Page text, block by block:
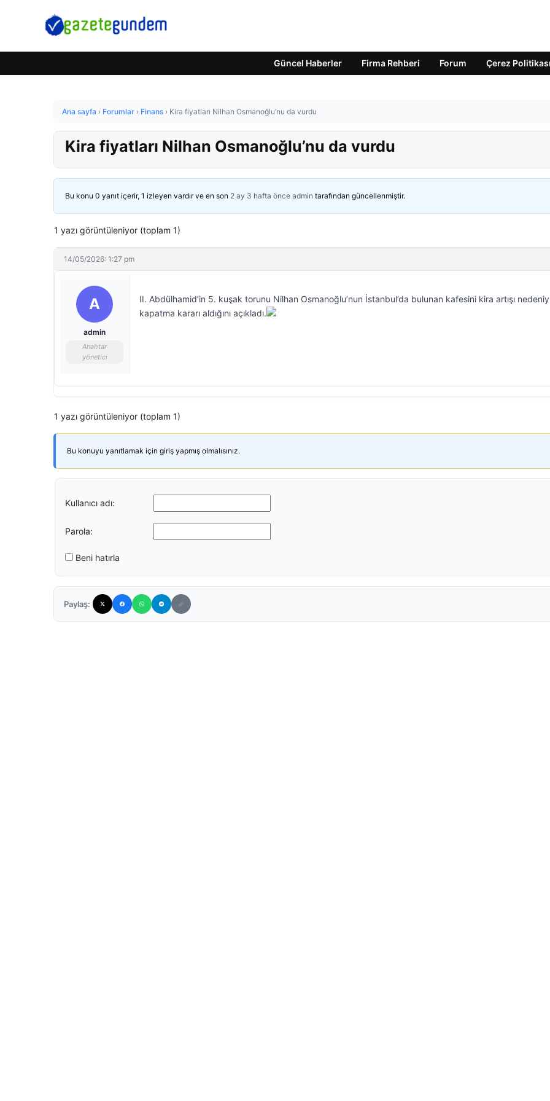
Güncel Haberler Firma Rehberi Forum Çerez Politikası
Ana sayfa › Forumlar › Finans › Kira fiyatları Nilhan Osmanoğlu’nu da vurdu
Kira fiyatları Nilhan Osmanoğlu’nu da vurdu
Bu konu 0 yanıt içerir, 1 izleyen vardır ve en son 2 ay 3 hafta önce admin tarafından güncellenmiştir.
1 yazı görüntüleniyor (toplam 1)
14/05/2026: 1:27 pm
A
admin
Anahtar
yönetici
II. Abdülhamid’in 5. kuşak torunu Nilhan Osmanoğlu’nun İstanbul’da bulunan kafesini kira artışı
kapatma kararı aldığını açıkladı.
1 yazı görüntüleniyor (toplam 1)
Bu konuyu yanıtlamak için giriş yapmış olmalısınız.
Kullanıcı adı:
Parola:
Beni hatırla
Paylaş: